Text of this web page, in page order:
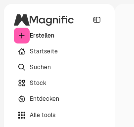
Erstellen
Startseite
Suchen
Stock
Entdecken
Alle tools